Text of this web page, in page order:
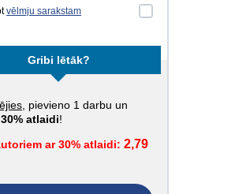
vēlmju sarakstam
Gribi lētāk?
, pievieno 1 darbu un
30% atlaidi!
ar 30% atlaidi: 2,79